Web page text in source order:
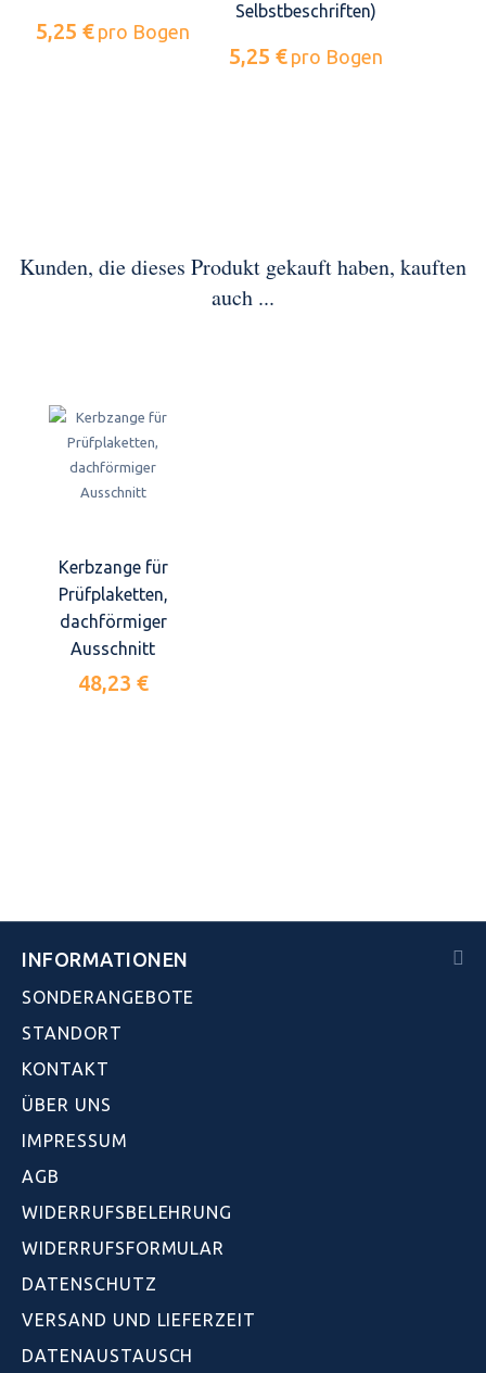
5,25 € pro Bogen
Selbstbeschriften)
5,25 € pro Bogen
Kunden, die dieses Produkt gekauft haben, kauften
auch ...
Kerbzange für
Prüfplaketten,
dachförmiger
Ausschnitt
48,23 €
INFORMATIONEN
SONDERANGEBOTE
STANDORT
KONTAKT
ÜBER UNS
IMPRESSUM
AGB
WIDERRUFSBELEHRUNG
WIDERRUFSFORMULAR
DATENSCHUTZ
VERSAND UND LIEFERZEIT
DATENAUSTAUSCH